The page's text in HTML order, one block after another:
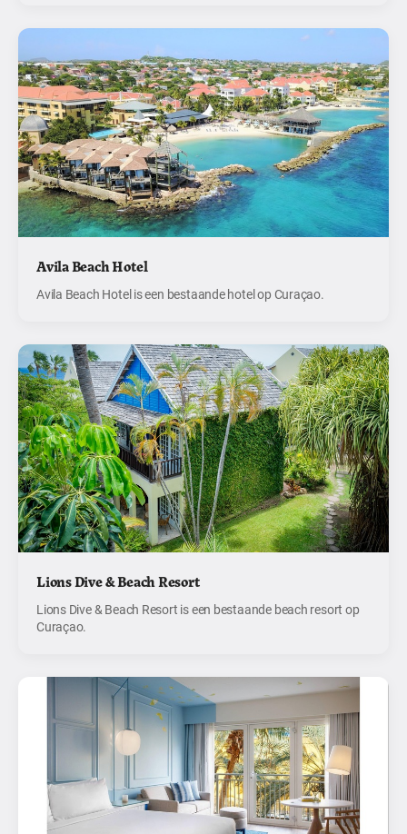
Avila Beach Hotel
Avila Beach Hotel is een bestaande hotel op Curaçao.
Lions Dive & Beach Resort
Lions Dive & Beach Resort is een bestaande beach resort op
Curaçao.